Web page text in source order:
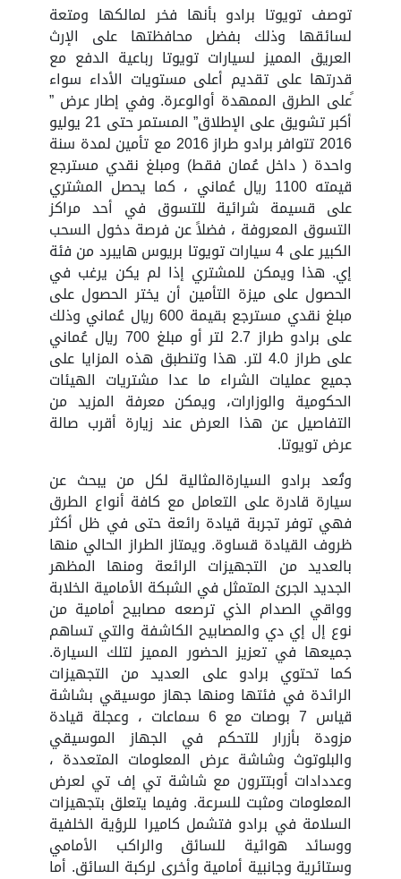
توصف تويوتا برادو بأنها فخر لمالكها ومتعة
لسائقها وذلك بفضل محافظتها على الإرث
العريق المميز لسيارات تويوتا رباعية الدفع مع
قدرتها على تقديم أعلى مستويات الأداء سواء
ًعلى الطرق الممهدة أوالوعرة. وفي إطار عرض ”
أكبر تشويق على الإطلاق” المستمر حتى 21 يوليو
2016 تتوافر برادو طراز 2016 مع تأمين لمدة سنة
واحدة ( داخل عُمان فقط) ومبلغ نقدي مسترجع
قيمته 1100 ريال عُماني ، كما يحصل المشتري
على قسيمة شرائية للتسوق في أحد مراكز
التسوق المعروفة ، فضلاً عن فرصة دخول السحب
الكبير على 4 سيارات تويوتا بريوس هايبرد من فئة
إي. هذا ويمكن للمشتري إذا لم يكن يرغب في
الحصول على ميزة التأمين أن يختر الحصول على
مبلغ نقدي مسترجع بقيمة 600 ريال عُماني وذلك
على برادو طراز 2.7 لتر أو مبلغ 700 ريال عُماني
على طراز 4.0 لتر. هذا وتنطبق هذه المزايا على
جميع عمليات الشراء ما عدا مشتريات الهيئات
الحكومية والوزارات، ويمكن معرفة المزيد من
التفاصيل عن هذا العرض عند زيارة أقرب صالة
عرض تويوتا.
وتُعد برادو السيارةالمثالية لكل من يبحث عن
سيارة قادرة على التعامل مع كافة أنواع الطرق
فهي توفر تجربة قيادة رائعة حتى في ظل أكثر
ظروف القيادة قساوة. ويمتاز الطراز الحالي منها
بالعديد من التجهيزات الرائعة ومنها المظهر
الجديد الجرئ المتمثل في الشبكة الأمامية الخلابة
وواقي الصدام الذي ترصعه مصابيح أمامية من
نوع إل إي دي والمصابيح الكاشفة والتي تساهم
جميعها في تعزيز الحضور المميز لتلك السيارة.
كما تحتوي برادو على العديد من التجهيزات
الرائدة في فئتها ومنها جهاز موسيقي بشاشة
قياس 7 بوصات مع 6 سماعات ، وعجلة قيادة
مزودة بأزرار للتحكم في الجهاز الموسيقي
والبلوتوث وشاشة عرض المعلومات المتعددة ،
وعددادات أوبتترون مع شاشة تي إف تي لعرض
المعلومات ومثبت للسرعة. وفيما يتعلق بتجهيزات
السلامة في برادو فتشمل كاميرا للرؤية الخلفية
ووسائد هوائية للسائق والراكب الأمامي
وستائرية وجانبية أمامية وأخرى لركبة السائق. أما